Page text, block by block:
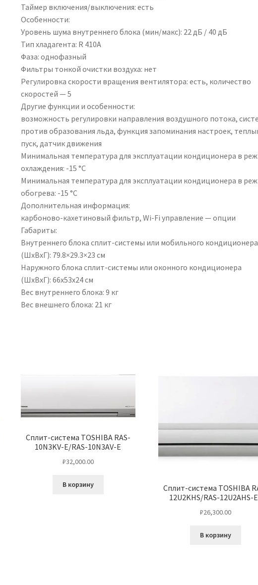
Таймер включения/выключения: есть
Особенности:
Уровень шума внутреннего блока (мин/макс): 22 дБ / 40 дБ
Тип хладагента: R 410A
Фаза: однофазный
Фильтры тонкой очистки воздуха: нет
Регулировка скорости вращения вентилятора: есть, количество
скоростей — 5
Другие функции и особенности:
возможность регулировки направления воздушного потока,
против образования льда, функция запоминания настроек,
пуск, датчик движения
Минимальная температура для эксплуатации кондиционера в
охлаждения: -15 °С
Минимальная температура для эксплуатации кондиционера в
обогрева: -15 °С
Дополнительная информация:
карбоново-кахетиновый фильтр, Wi-Fi управление — опции
Габариты:
Внутреннего блока сплит-системы или мобильного кондиционера
(ШxВxГ): 79.8×29.3×23 см
Наружного блока сплит-системы или оконного кондиционера
(ШxВxГ): 66x53x24 см
Вес внутреннего блока: 9 кг
Вес внешнего блока: 21 кг
Сплит-система TOSHIBA RAS-
10N3KV-E/RAS-10N3AV-E
₽32,000.00
В корзину
Сплит-система TOSHIBA
12U2KHS/RAS-12U2AHS-
₽26,300.00
В корзину